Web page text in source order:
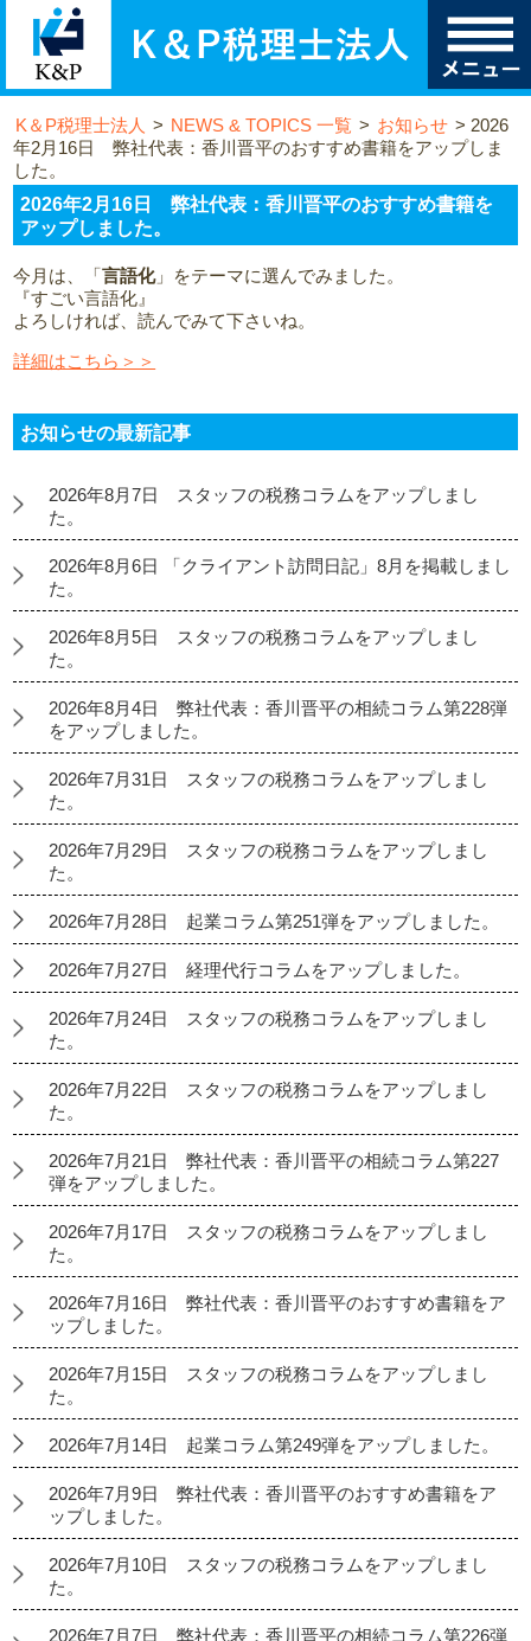
K＆P税理士法人 > NEWS & TOPICS 一覧 > お知らせ >2026
年2月16日 弊社代表：香川晋平のおすすめ書籍をアップしま
した。
2026年2月16日 弊社代表：香川晋平のおすすめ書籍を
アップしました。
今月は、「言語化」をテーマに選んでみました。
『すごい言語化』
よろしければ、読んでみて下さいね。
詳細はこちら＞＞
お知らせの最新記事
2026年8月7日 スタッフの税務コラムをアップしまし
た。
2026年8月6日 「クライアント訪問日記」8月を掲載しまし
た。
2026年8月5日 スタッフの税務コラムをアップしまし
た。
2026年8月4日 弊社代表：香川晋平の相続コラム第228弾
をアップしました。
2026年7月31日 スタッフの税務コラムをアップしまし
た。
2026年7月29日 スタッフの税務コラムをアップしまし
た。
2026年7月28日 起業コラム第251弾をアップしました。
2026年7月27日 経理代行コラムをアップしました。
2026年7月24日 スタッフの税務コラムをアップしまし
た。
2026年7月22日 スタッフの税務コラムをアップしまし
た。
2026年7月21日 弊社代表：香川晋平の相続コラム第227
弾をアップしました。
2026年7月17日 スタッフの税務コラムをアップしまし
た。
2026年7月16日 弊社代表：香川晋平のおすすめ書籍をア
ップしました。
2026年7月15日 スタッフの税務コラムをアップしまし
た。
2026年7月14日 起業コラム第249弾をアップしました。
2026年7月9日 弊社代表：香川晋平のおすすめ書籍をア
ップしました。
2026年7月10日 スタッフの税務コラムをアップしまし
た。
2026年7月7日 弊社代表：香川晋平の相続コラム第226弾